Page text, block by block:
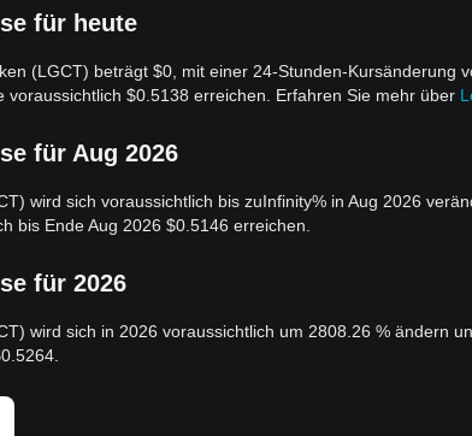
für heute
(LGCT) beträgt $0, mit einer 24-Stunden-Kursänderung
voraussichtlich $0.5138 erreichen. Erfahren Sie mehr über
für Aug 2026
wird sich voraussichtlich bis zuInfinity% in Aug 2026
bis Ende Aug 2026 $0.5146 erreichen.
für 2026
wird sich in 2026 voraussichtlich um 2808.26 % ändern